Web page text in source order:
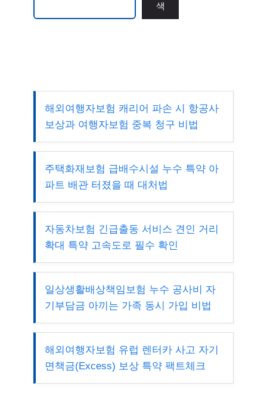
색
해외여행자보험 캐리어 파손 시 항공사
보상과 여행자보험 중복 청구 비법
주택화재보험 급배수시설 누수 특약 아
파트 배관 터졌을 때 대처법
자동차보험 긴급출동 서비스 견인 거리
확대 특약 고속도로 필수 확인
일상생활배상책임보험 누수 공사비 자
기부담금 아끼는 가족 동시 가입 비법
해외여행자보험 유럽 렌터카 사고 자기
면책금(Excess) 보상 특약 팩트체크